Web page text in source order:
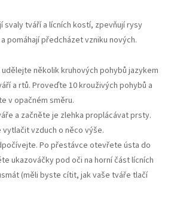
svaly tváří a lícních kostí, zpevňují rysy
pomáhají předcházet vzniku nových.
několik kruhových pohybů jazykem
a rtů. Proveďte 10 krouživých pohybů a
v opačném směru.
a začněte je zlehka proplácávat prsty.
vzduch o něco výše.
Po přestávce otevřete ústa do
ukazováčky pod oči na horní část lícních
(měli byste cítit, jak vaše tváře tlačí